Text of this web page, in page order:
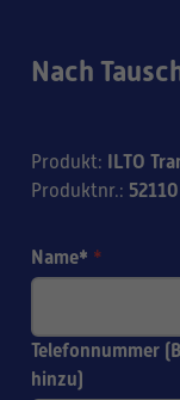
Nach
Produkt: ILTO
Produktnr.: 52110
Name* *
Telefonnummer
hinzu)